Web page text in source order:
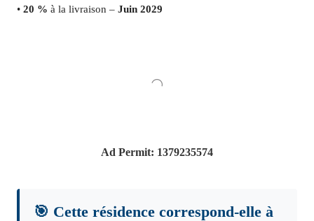
• 20 % à la livraison – Juin 2029
Ad Permit: 1379235574
🎯 Cette résidence correspond-elle à